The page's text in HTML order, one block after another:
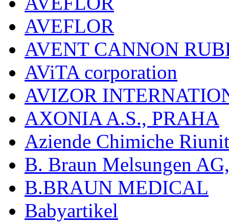
AVEFLOR
AVENT CANNON
AViTA corporation
AVIZOR
AXONIA A.S., PRAHA
Aziende Chimiche
B. Braun Melsungen
B.BRAUN MEDICAL
Babyartikel